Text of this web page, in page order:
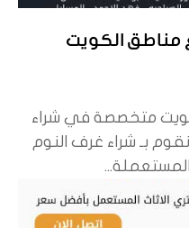
مناطق الكويت
متخصصة في شراء
بـ شراء غرف النوم